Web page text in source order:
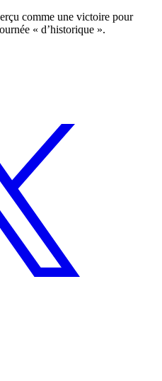
comme une victoire pour
« d’historique ».